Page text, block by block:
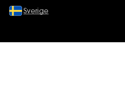
Sverige